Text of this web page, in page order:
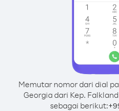
Memutar nomor dari dial
Georgia dari Kep.
sebagai berikut:+